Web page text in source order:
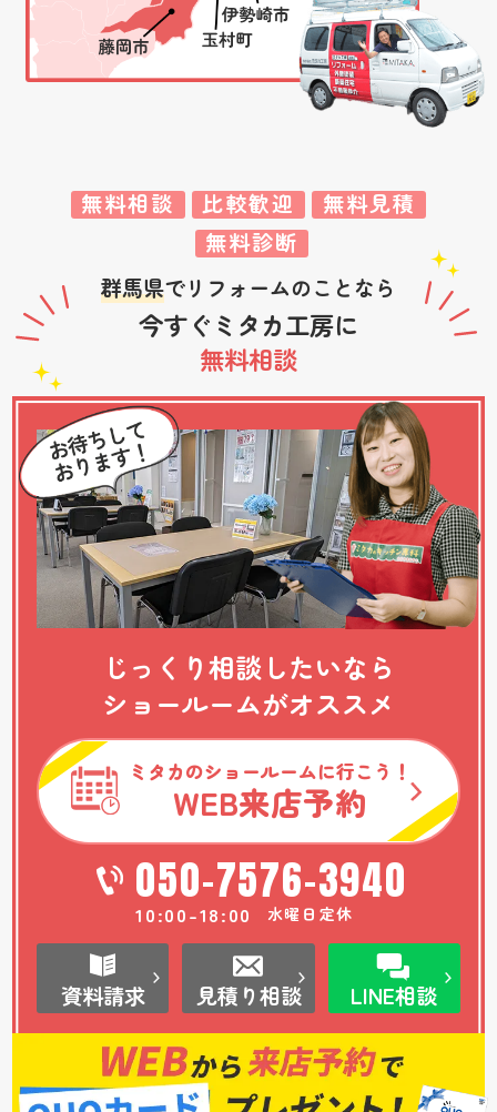
無料相談 比較歓迎
無料見積
無料診断
群馬県でリフォームのことなら
今すぐミタカ工房に
無料相談
じっくり相談したいなら
ショールームがオススメ
ミタカのショールームに行こう！
WEB来店予約
050-7576-3940
10:00-18:00 水曜日定休
資料請求 見積り相談 LINE相談